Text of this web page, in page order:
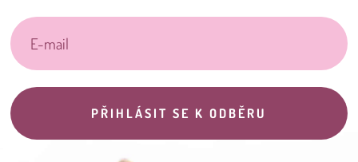
PŘIHLÁSIT SE K ODBĚRU